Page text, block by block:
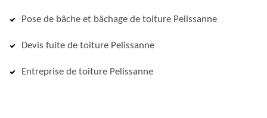
Pose de bâche et bâchage de toiture Pelissanne
Devis fuite de toiture Pelissanne
Entreprise de toiture Pelissanne